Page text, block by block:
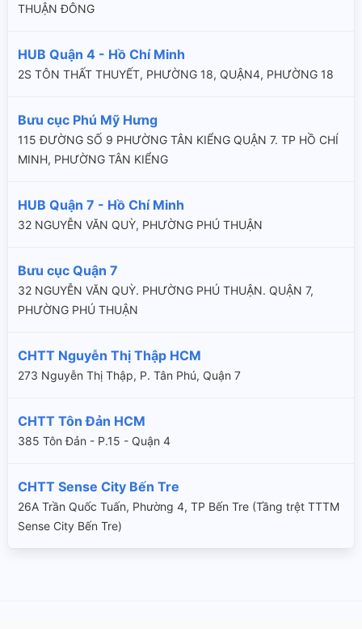
THUẬN ĐÔNG
HUB Quận 4 - Hồ Chí Minh
2S TÔN THẤT THUYẾT, PHƯỜNG 18, QUẬN4, PHƯỜNG 18
Bưu cục Phú Mỹ Hưng
115 ĐƯỜNG SỐ 9 PHƯỜNG TÂN KIỂNG QUẬN 7. TP HỒ CHÍ
MINH, PHƯỜNG TÂN KIỂNG
HUB Quận 7 - Hồ Chí Minh
32 NGUYỄN VĂN QUỲ, PHƯỜNG PHÚ THUẬN
Bưu cục Quận 7
32 NGUYỄN VĂN QUỲ. PHƯỜNG PHÚ THUẬN. QUẬN 7,
PHƯỜNG PHÚ THUẬN
CHTT Nguyễn Thị Thập HCM
273 Nguyễn Thị Thập, P. Tân Phú, Quận 7
CHTT Tôn Đản HCM
385 Tôn Đản - P.15 - Quận 4
CHTT Sense City Bến Tre
26A Trần Quốc Tuấn, Phường 4, TP Bến Tre (Tầng trệt TTTM
Sense City Bến Tre)